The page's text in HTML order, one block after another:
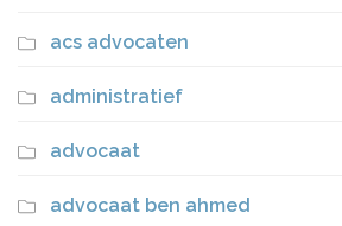
acs advocaten
administratief
advocaat
advocaat ben ahmed